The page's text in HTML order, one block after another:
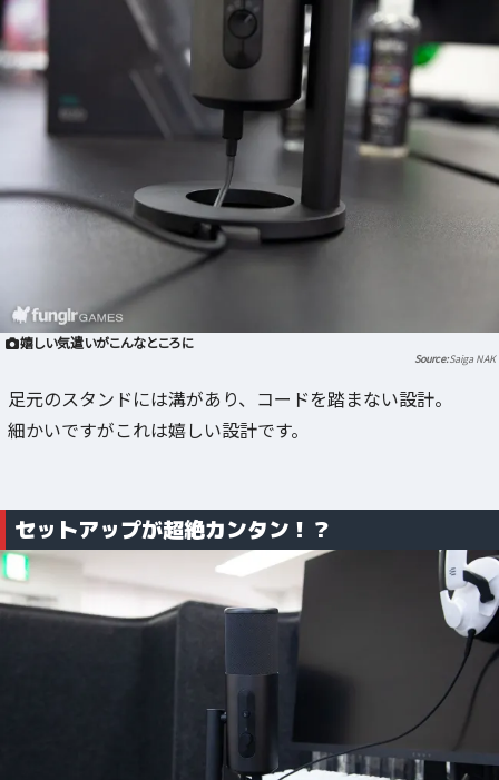
嬉しい気遣いがこんなところに
Saiga NAK
足元のスタンドには溝があり、コードを踏まない設計。
細かいですがこれは嬉しい設計です。
セットアップが超絶カンタン！？